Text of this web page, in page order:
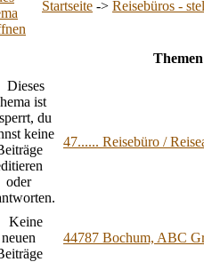
Startseite -> Reisebüros -
Themen
47...... Reisebüro /
44787 Bochum, ABC